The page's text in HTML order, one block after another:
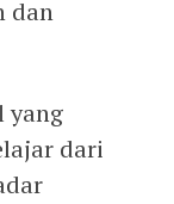
dan
yang
dari